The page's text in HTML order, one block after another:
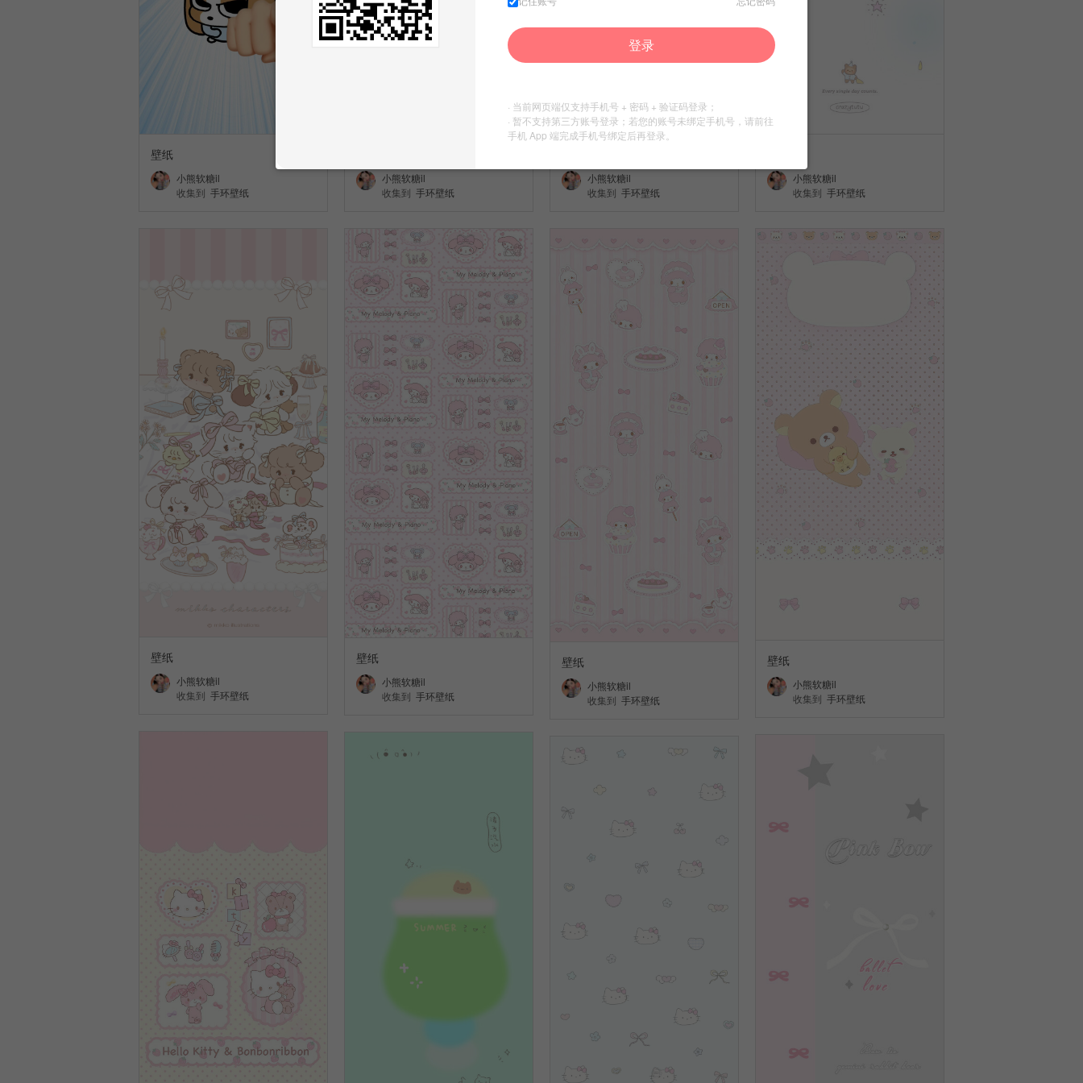
壁纸
小熊软糖il
收集到 手环壁纸
小熊软糖il
收集到 手环壁纸
小熊软糖il
收集到 手环壁纸
小熊软糖il
收集到 手环壁纸
壁纸
小熊软糖il
收集到 手环壁纸
壁纸
小熊软糖il
收集到 手环壁纸
壁纸
小熊软糖il
收集到 手环壁纸
壁纸
小熊软糖il
收集到 手环壁纸
登录
· 当前网页端仅支持手机号 + 密码 + 验证码登录；
· 暂不支持第三方账号登录；若您的账号未绑定手机号，请前往
手机 App 端完成手机号绑定后再登录。